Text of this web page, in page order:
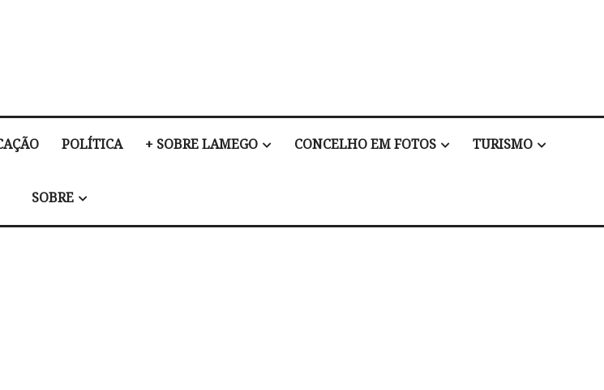
POLÍTICA + SOBRE LAMEGO CONCELHO EM FOTOS TURISMO
SOBRE